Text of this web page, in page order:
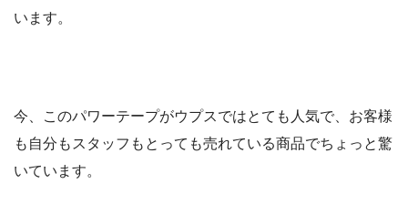
います。
今、このパワーテープがウプスではとても人気で、お客様
も自分もスタッフもとっても売れている商品でちょっと驚
いています。